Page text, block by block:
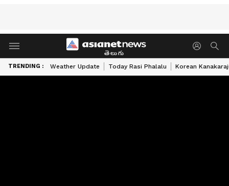
తెలుగు
TRENDING : Weather Update Today Rasi Phalalu Korean